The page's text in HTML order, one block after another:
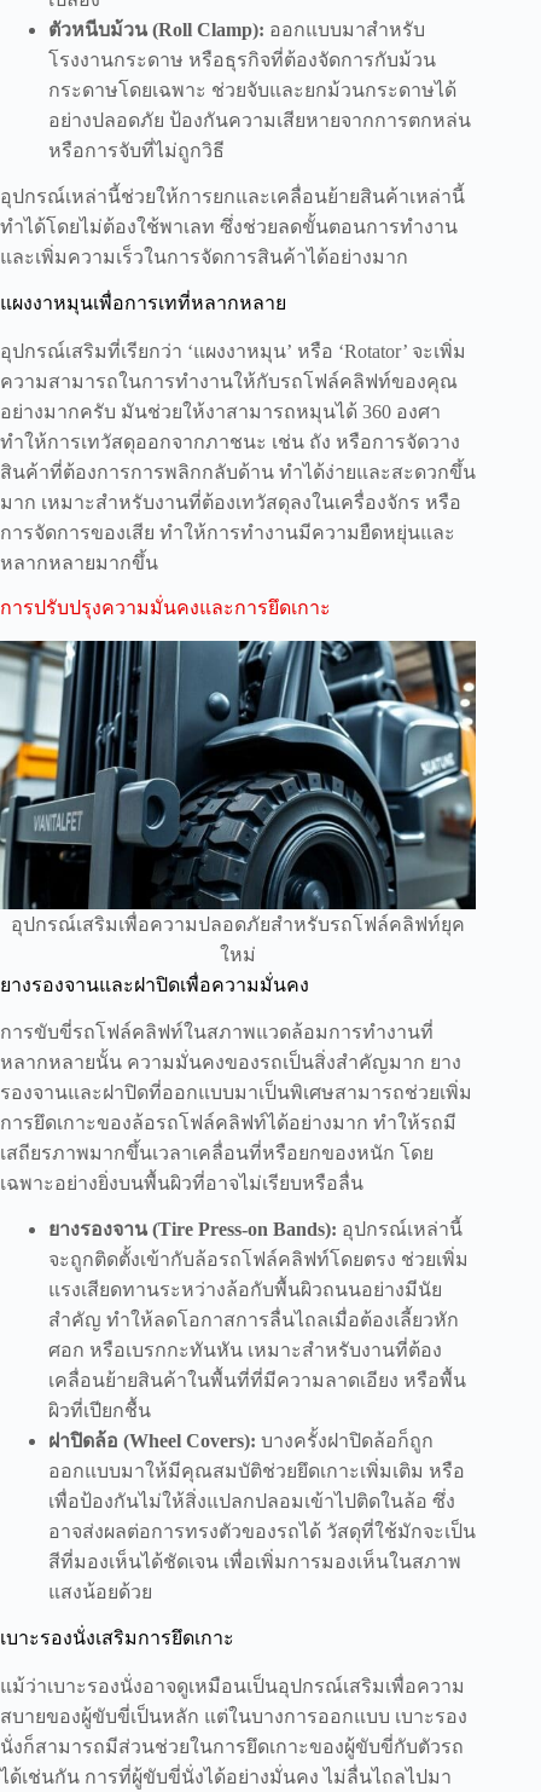
ตัวหนีบม้วน (Roll Clamp): ออกแบบมาสำหรับ
โรงงานกระดาษ หรือธุรกิจที่ต้องจัดการกับม้วน
กระดาษโดยเฉพาะ ช่วยจับและยกม้วนกระดาษได้
อย่างปลอดภัย ป้องกันความเสียหายจากการตกหล่น
หรือการจับที่ไม่ถูกวิธี
อุปกรณ์เหล่านี้ช่วยให้การยกและเคลื่อนย้ายสินค้าเหล่านี้
ทำได้โดยไม่ต้องใช้พาเลท ซึ่งช่วยลดขั้นตอนการทำงาน
และเพิ่มความเร็วในการจัดการสินค้าได้อย่างมาก
แผงงาหมุนเพื่อการเทที่หลากหลาย
อุปกรณ์เสริมที่เรียกว่า ‘แผงงาหมุน’ หรือ ‘Rotator’ จะเพิ่ม
ความสามารถในการทำงานให้กับรถโฟล์คลิฟท์ของคุณ
อย่างมากครับ มันช่วยให้งาสามารถหมุนได้ 360 องศา
ทำให้การเทวัสดุออกจากภาชนะ เช่น ถัง หรือการจัดวาง
สินค้าที่ต้องการการพลิกกลับด้าน ทำได้ง่ายและสะดวกขึ้น
มาก เหมาะสำหรับงานที่ต้องเทวัสดุลงในเครื่องจักร หรือ
การจัดการของเสีย ทำให้การทำงานมีความยืดหยุ่นและ
หลากหลายมากขึ้น
การปรับปรุงความมั่นคงและการยึดเกาะ
อุปกรณ์เสริมเพื่อความปลอดภัยสำหรับรถโฟล์คลิฟท์ยุค
ใหม่
ยางรองจานและฝาปิดเพื่อความมั่นคง
การขับขี่รถโฟล์คลิฟท์ในสภาพแวดล้อมการทำงานที่
หลากหลายนั้น ความมั่นคงของรถเป็นสิ่งสำคัญมาก ยาง
รองจานและฝาปิดที่ออกแบบมาเป็นพิเศษสามารถช่วยเพิ่ม
การยึดเกาะของล้อรถโฟล์คลิฟท์ได้อย่างมาก ทำให้รถมี
เสถียรภาพมากขึ้นเวลาเคลื่อนที่หรือยกของหนัก โดย
เฉพาะอย่างยิ่งบนพื้นผิวที่อาจไม่เรียบหรือลื่น
ยางรองจาน (Tire Press-on Bands): อุปกรณ์เหล่านี้
จะถูกติดตั้งเข้ากับล้อรถโฟล์คลิฟท์โดยตรง ช่วยเพิ่ม
แรงเสียดทานระหว่างล้อกับพื้นผิวถนนอย่างมีนัย
สำคัญ ทำให้ลดโอกาสการลื่นไถลเมื่อต้องเลี้ยวหัก
ศอก หรือเบรกกะทันหัน เหมาะสำหรับงานที่ต้อง
เคลื่อนย้ายสินค้าในพื้นที่ที่มีความลาดเอียง หรือพื้น
ผิวที่เปียกชื้น
ฝาปิดล้อ (Wheel Covers): บางครั้งฝาปิดล้อก็ถูก
ออกแบบมาให้มีคุณสมบัติช่วยยึดเกาะเพิ่มเติม หรือ
เพื่อป้องกันไม่ให้สิ่งแปลกปลอมเข้าไปติดในล้อ ซึ่ง
อาจส่งผลต่อการทรงตัวของรถได้ วัสดุที่ใช้มักจะเป็น
สีที่มองเห็นได้ชัดเจน เพื่อเพิ่มการมองเห็นในสภาพ
แสงน้อยด้วย
เบาะรองนั่งเสริมการยึดเกาะ
แม้ว่าเบาะรองนั่งอาจดูเหมือนเป็นอุปกรณ์เสริมเพื่อความ
สบายของผู้ขับขี่เป็นหลัก แต่ในบางการออกแบบ เบาะรอง
นั่งก็สามารถมีส่วนช่วยในการยึดเกาะของผู้ขับขี่กับตัวรถ
ได้เช่นกัน การที่ผู้ขับขี่นั่งได้อย่างมั่นคง ไม่ลื่นไถลไปมา